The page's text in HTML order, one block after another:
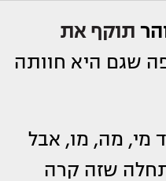
תוקף את
שגם היא חוותה
מי, מה, מו, אבל
שזה קרה